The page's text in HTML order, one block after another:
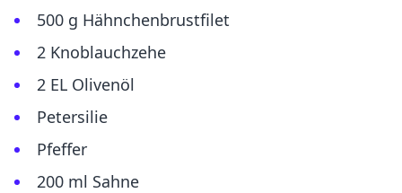
500 g Hähnchenbrustfilet
2 Knoblauchzehe
2 EL Olivenöl
Petersilie
Pfeffer
200 ml Sahne